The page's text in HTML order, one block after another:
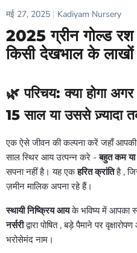
मई 27, 2025 Kadiyam Nursery
2025 ग्रीन गोल्ड रश
किसी देखभाल के
🌿 परिचय: क्या होगा
15 साल या उससे
एक ऐसे जीवन की कल्पना करें जहाँ
साल स्थिर आय उत्पन्न करे - बहुत कम
सपना नहीं है। यह एक हरित क्रांतिहै ,
ज़मीन मालिक अपना रहे हैं।
स्थायी निष्क्रिय आय के भविष्य में आपका
नर्सरी द्वारा पोषित , बड़े पैमाने पर
भरोसेमंद नाम।